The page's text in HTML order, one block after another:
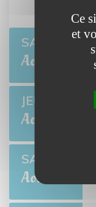
SAM 8
Août
JEU 13
Août
SAM 22
Août
Ce
et